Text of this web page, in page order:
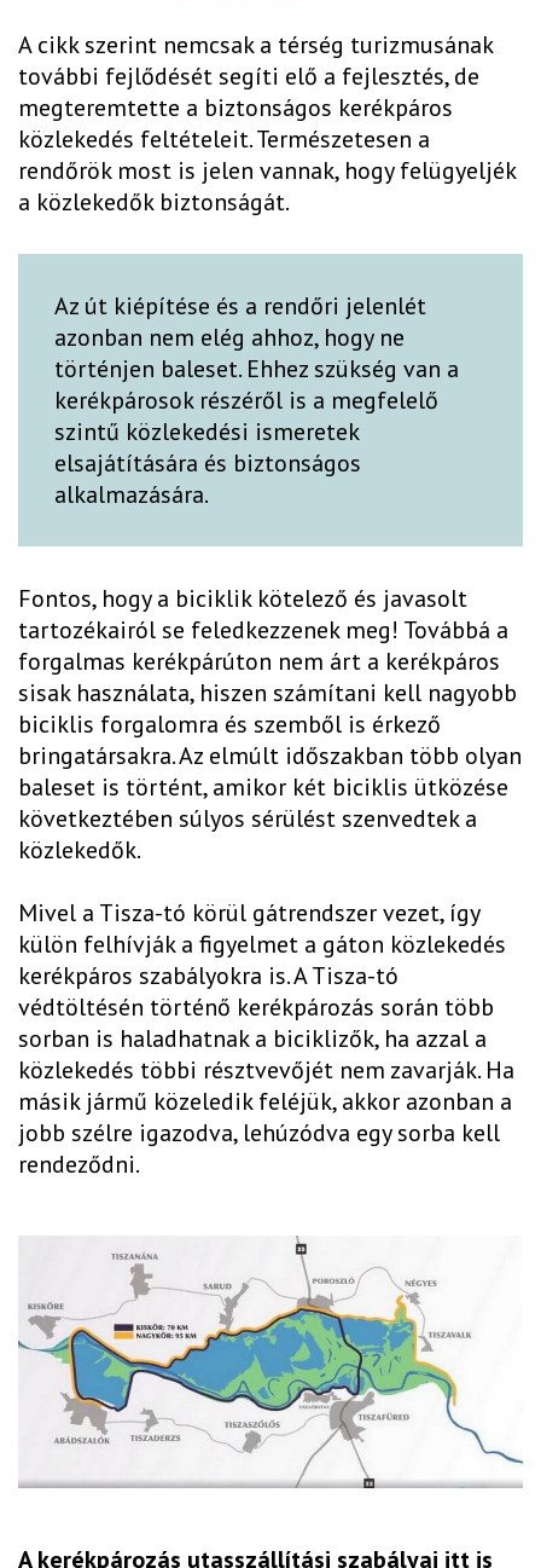
A cikk szerint nemcsak a térség turizmusának
további fejlődését segíti elő a fejlesztés, de
megteremtette a biztonságos kerékpáros
közlekedés feltételeit. Természetesen a
rendőrök most is jelen vannak, hogy felügyeljék
a közlekedők biztonságát.
Az út kiépítése és a rendőri jelenlét
azonban nem elég ahhoz, hogy ne
történjen baleset. Ehhez szükség van a
kerékpárosok részéről is a megfelelő
szintű közlekedési ismeretek
elsajátítására és biztonságos
alkalmazására.
Fontos, hogy a biciklik kötelező és javasolt
tartozékairól se feledkezzenek meg! Továbbá a
forgalmas kerékpárúton nem árt a kerékpáros
sisak használata, hiszen számítani kell nagyobb
biciklis forgalomra és szemből is érkező
bringatársakra. Az elmúlt időszakban több olyan
baleset is történt, amikor két biciklis ütközése
következtében súlyos sérülést szenvedtek a
közlekedők.
Mivel a Tisza-tó körül gátrendszer vezet, így
külön felhívják a figyelmet a gáton közlekedés
kerékpáros szabályokra is. A Tisza-tó
védtöltésén történő kerékpározás során több
sorban is haladhatnak a biciklizők, ha azzal a
közlekedés többi résztvevőjét nem zavarják. Ha
másik jármű közeledik feléjük, akkor azonban a
jobb szélre igazodva, lehúzódva egy sorba kell
rendeződni.
A kerékpározás utasszállítási szabályai itt is